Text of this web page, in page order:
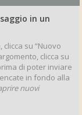
in un
su “Nuovo
clicca su
di poter inviare
in fondo alla
nuovi